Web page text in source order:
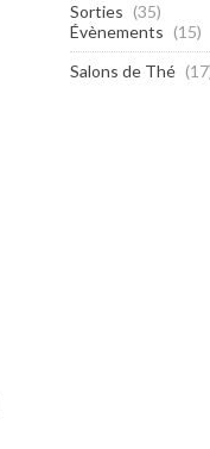
Sorties (35)
Évènements (15)
Salons de Thé